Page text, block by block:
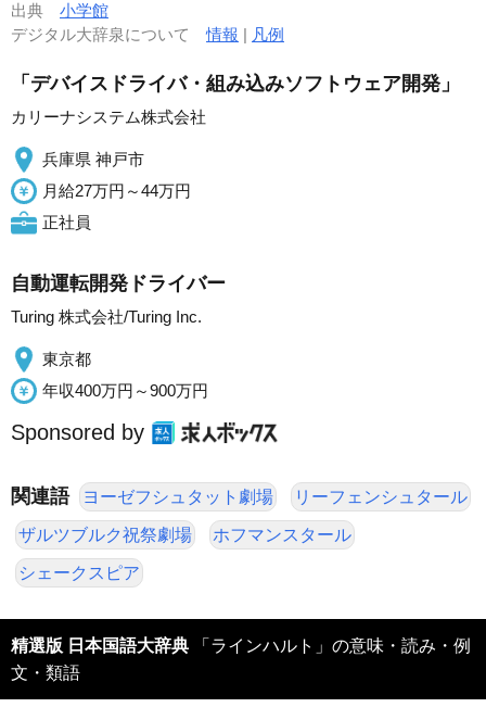
出典 小学館
デジタル大辞泉について情報 | 凡例
「デバイスドライバ・組み込みソフトウェア開発」
カリーナシステム株式会社
兵庫県 神戸市
月給27万円～44万円
正社員
自動運転開発ドライバー
Turing 株式会社/Turing Inc.
東京都
年収400万円～900万円
Sponsored by
関連語 ヨーゼフシュタット劇場 リーフェンシュタール
ザルツブルク祝祭劇場 ホフマンスタール
シェークスピア
精選版 日本国語大辞典 「ラインハルト」の意味・読み・例
文・類語